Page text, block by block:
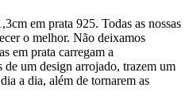
em prata 925. Todas as nossas
o melhor. Não deixamos
em prata carregam a
um design arrojado, trazem um
a dia, além de tornarem as